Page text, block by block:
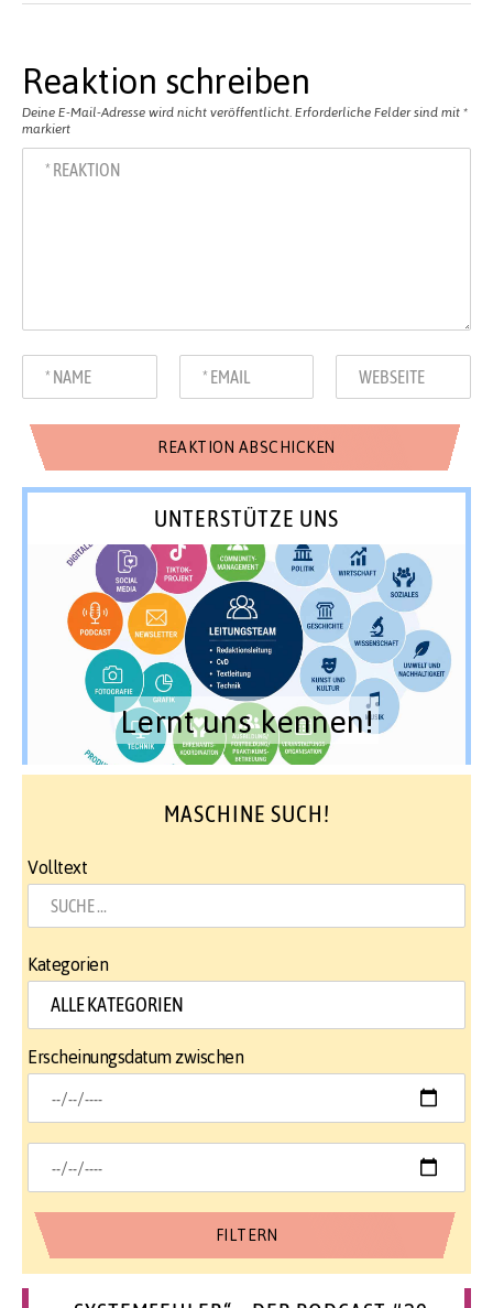
Reaktion schreiben
Deine E-Mail-Adresse wird nicht veröffentlicht. Erforderliche Felder sind mit *
markiert
UNTERSTÜTZE UNS
Lernt uns kennen!
MASCHINE SUCH!
Volltext
Kategorien
Erscheinungsdatum zwischen